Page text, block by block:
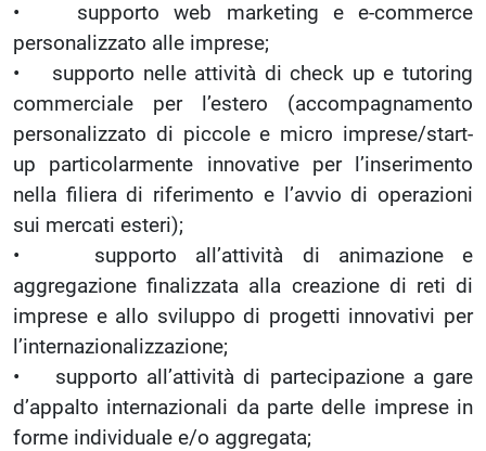
• supporto web marketing e e-commerce
personalizzato alle imprese;
• supporto nelle attività di check up e tutoring
commerciale per l’estero (accompagnamento
personalizzato di piccole e micro imprese/start-
up particolarmente innovative per l’inserimento
nella filiera di riferimento e l’avvio di operazioni
sui mercati esteri);
• supporto all’attività di animazione e
aggregazione finalizzata alla creazione di reti di
imprese e allo sviluppo di progetti innovativi per
l’internazionalizzazione;
• supporto all’attività di partecipazione a gare
d’appalto internazionali da parte delle imprese in
forme individuale e/o aggregata;